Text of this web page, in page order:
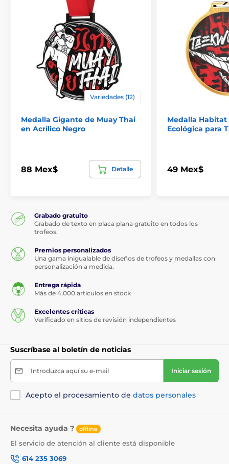
El producto aparece en las categorías
Medallas de judo Medallas de kárate
Medallas de artes marciales
Variedades (12)
Medalla Gigante de Muay Thai
en Acrílico Negro
88 Mex$ Detalle
Medalla Habitat
Ecológica para
49 Mex$
Grabado gratuito
Grabado de texto en placa plana gratuito en todos los
trofeos.
Premios personalizados
Una gama inigualable de diseños de trofeos y medallas con
personalización a medida.
Entrega rápida
Más de 4,000 artículos en stock
Excelentes críticas
Verificado en sitios de revisión independientes
Suscríbase al boletín de noticias
Introduzca aquí su e-mail Iniciar sesión
Acepto el procesamiento de datos personales
Necesita ayuda ? offline
El servicio de atención al cliente está disponible
614 235 3069